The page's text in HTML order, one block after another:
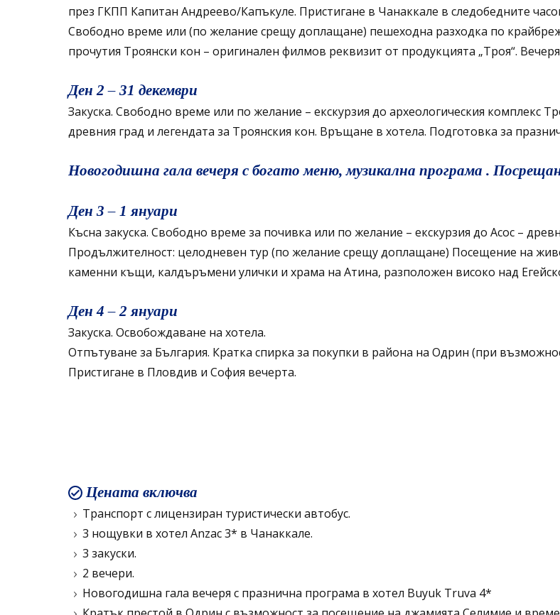
през ГКПП Капитан Андреево/Капъкуле. Пристигане в Чанаккале в следобедните
Свободно време или (по желание срещу доплащане) пешеходна разходка по
прочутия Троянски кон – оригинален филмов реквизит от продукцията „Троя“.
Ден 2 – 31 декември
Закуска. Свободно време или по желание – екскурзия до археологическия комплекс
древния град и легендата за Троянския кон. Връщане в хотела. Подготовка за
Новогодишна гала вечеря с богато меню, музикална програма .
Ден 3 – 1 януари
Късна закуска. Свободно време за почивка или по желание – екскурзия до Асос –
Продължителност: целодневен тур (по желание срещу доплащане) Посещение на
каменни къщи, калдъръмени улички и храма на Атина, разположен високо над
Ден 4 – 2 януари
Закуска. Освобождаване на хотела.
Отпътуване за България. Кратка спирка за покупки в района на Одрин (при
Пристигане в Пловдив и София вечерта.
Цената включва
Транспорт с лицензиран туристически автобус.
3 нощувки в хотел Anzac 3* в Чанаккале.
3 закуски.
2 вечери.
Новогодишна гала вечеря с празнична програма в хотел Buyuk Truva 4*